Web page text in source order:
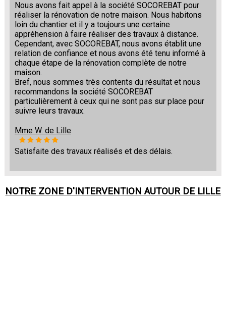
Nous avons fait appel à la société SOCOREBAT pour
réaliser la rénovation de notre maison. Nous habitons
loin du chantier et il y a toujours une certaine
appréhension à faire réaliser des travaux à distance.
Cependant, avec SOCOREBAT, nous avons établit une
relation de confiance et nous avons été tenu informé à
chaque étape de la rénovation complète de notre
maison.
Bref, nous sommes très contents du résultat et nous
recommandons la société SOCOREBAT
particulièrement à ceux qui ne sont pas sur place pour
suivre leurs travaux.
Mme W. de Lille
Satisfaite des travaux réalisés et des délais.
NOTRE ZONE D'INTERVENTION AUTOUR DE LILLE